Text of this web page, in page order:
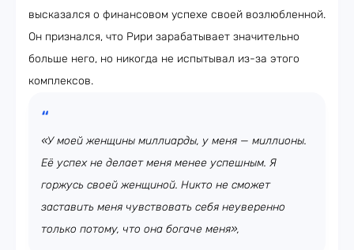
высказался о финансовом успехе своей возлюбленной.
Он признался, что Рири зарабатывает значительно
больше него, но никогда не испытывал из-за этого
комплексов.
«У моей женщины миллиарды, у меня — миллионы.
Её успех не делает меня менее успешным. Я
горжусь своей женщиной. Никто не сможет
заставить меня чувствовать себя неуверенно
только потому, что она богаче меня»,